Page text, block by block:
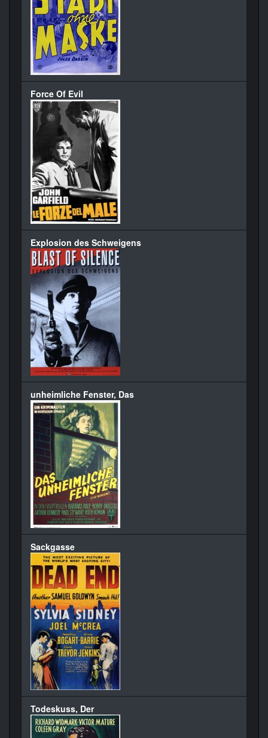
Force Of Evil
Explosion des Schweigens
unheimliche Fenster, Das
Sackgasse
Todeskuss, Der